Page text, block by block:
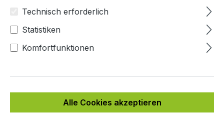
Mypaketkasten
Bildergalerie überspringen
Technisch erforderlich
Statistiken
Komfortfunktionen
Alle Cookies akzeptieren